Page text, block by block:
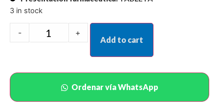
3 in stock
- +
Add to cart
Ordenar vía WhatsApp